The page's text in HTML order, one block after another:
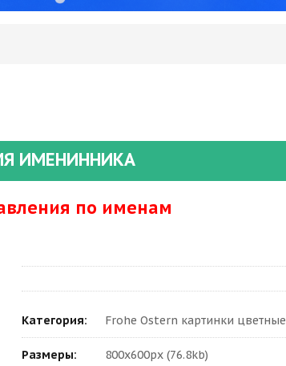
ИМЕНИННИКА
по именам
Категория: Frohe Ostern картинки цветные
Размеры: 800x600px (76.8kb)